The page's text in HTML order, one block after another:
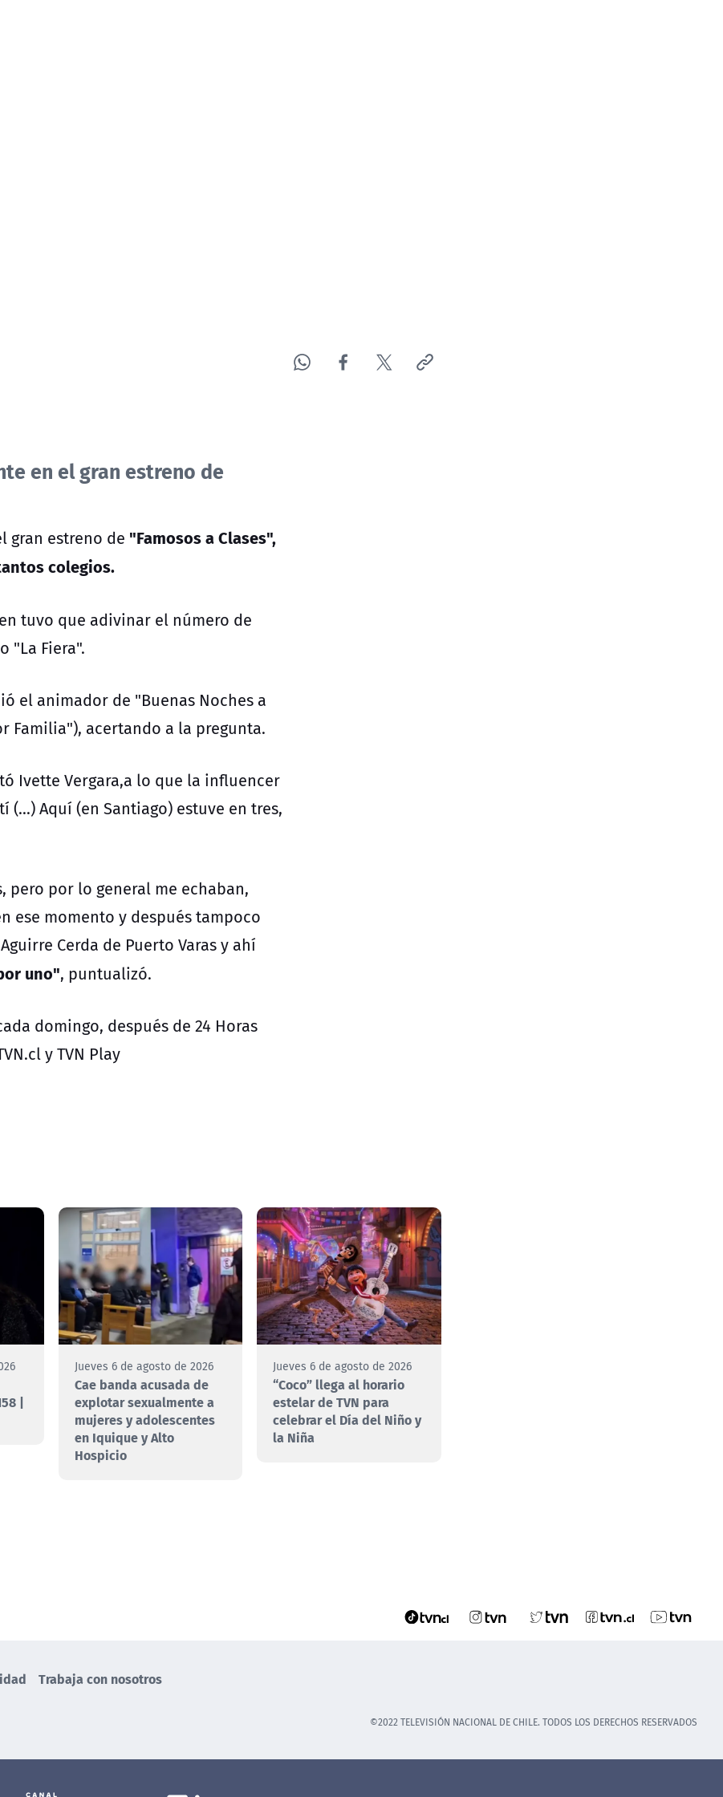
en el gran estreno de
gran estreno de "Famosos a Clases",
colegios.
tuvo que adivinar el número de
"La Fiera".
el animador de "Buenas Noches a
Familia"), acertando a la pregunta.
Ivette Vergara,a lo que la influencer
Aquí (en Santiago) estuve en tres,
pero por lo general me echaban,
ese momento y después tampoco
Cerda de Puerto Varas y ahí
uno", puntualizó.
domingo, después de 24 Horas
y TVN Play
|
Jueves 6 de agosto de 2026
Cae banda acusada de
explotar sexualmente a
mujeres y adolescentes
en Iquique y Alto
Hospicio
Jueves 6 de agosto de 2026
“Coco” llega al horario
estelar de TVN para
celebrar el Día del Niño y
la Niña
Trabaja con nosotros
©2022 TELEVISIÓN NACIONAL DE CHILE. TODOS LOS DERECHOS RESERVADOS